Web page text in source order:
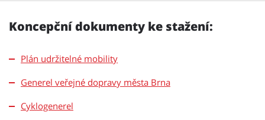
Koncepční dokumenty ke stažení:
Plán udržitelné mobility
Generel veřejné dopravy města Brna
Cyklogenerel